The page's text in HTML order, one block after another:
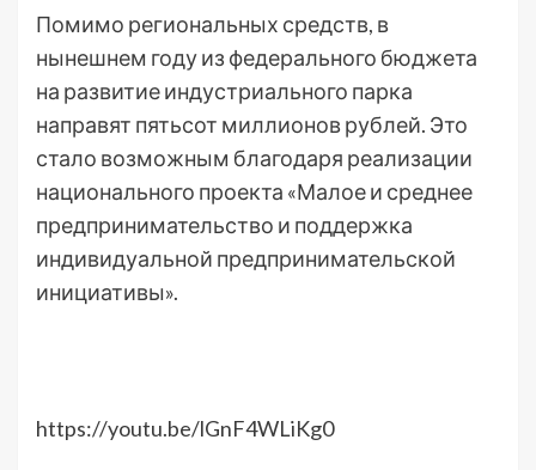
Помимо региональных средств, в
нынешнем году из федерального бюджета
на развитие индустриального парка
направят пятьсот миллионов рублей. Это
стало возможным благодаря реализации
национального проекта «Малое и среднее
предпринимательство и поддержка
индивидуальной предпринимательской
инициативы».
https://youtu.be/lGnF4WLiKg0